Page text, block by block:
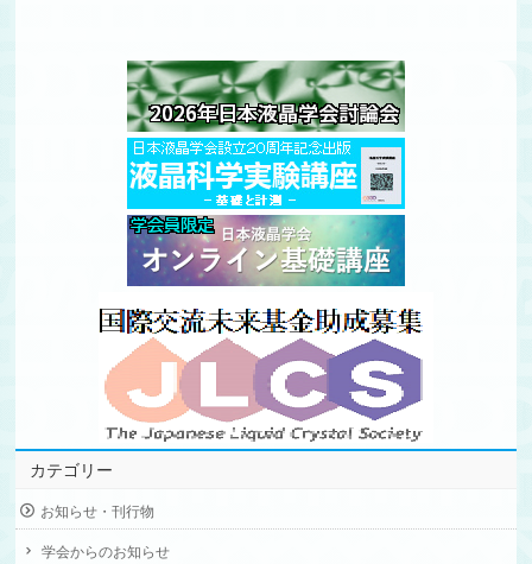
カテゴリー
お知らせ・刊行物
学会からのお知らせ